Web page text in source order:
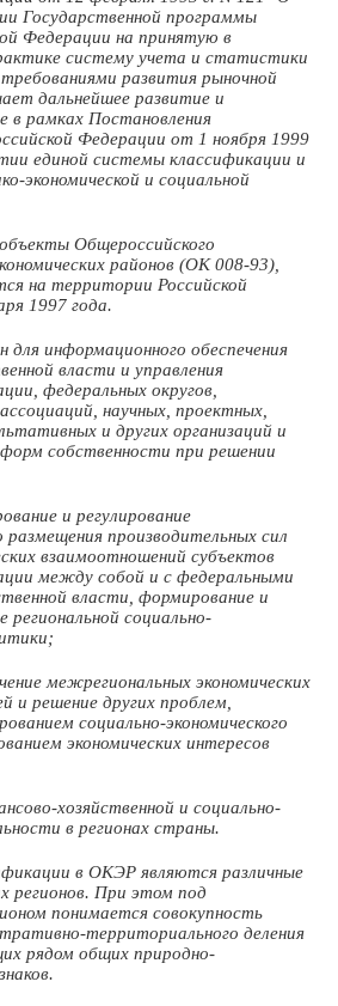
Государственной программы
Федерации на принятую в
систему учета и статистики
развития рыночной
дальнейшее развитие и
в рамках Постановления
Федерации от 1 ноября 1999
единой системы классификации и
экономической и социальной
Общероссийского
районов (ОК 008-93),
на территории Российской
1997 года.
для информационного обеспечения
власти и управления
федеральных округов,
научных, проектных,
и других организаций и
собственности при решении
и регулирование
производительных сил
взаимоотношений субъектов
между собой и с федеральными
власти, формирование и
региональной социально-
межрегиональных экономических
и решение других проблем,
социально-экономического
экономических интересов
хозяйственной и социально-
в регионах страны.
в ОКЭР являются различные
регионов. При этом под
понимается совокупность
территориального деления
рядом общих природно-